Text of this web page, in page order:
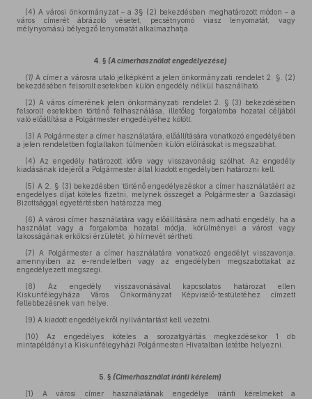
(4) A városi önkormányzat – a 3§ (2) bekezdésben meghatározott módon – a
város címerét ábrázoló vésetet, pecsétnyomó viasz lenyomatát, vagy
mélynyomású bélyegző lenyomatát alkalmazhatja.
4. § (A címerhasználat engedélyezése)
(1)A címer a városra utaló jelképként a jelen önkormányzati rendelet 2. §. (2)
bekezdésében felsorolt esetekben külön engedély nélkül használható.
(2) A város címerének jelen önkormányzati rendelet 2. § (3) bekezdésében
felsorolt esetekben történő felhasználása, illetőleg forgalomba hozatal céljából
való előállítása a Polgármester engedélyéhez kötött.
(3) A Polgármester a címer használatára, előállítására vonatkozó engedélyében
a jelen rendeletben foglaltakon túlmenően külön előírásokat is megszabhat.
(4) Az engedély határozott időre vagy visszavonásig szólhat. Az engedély
kiadásának idejéről a Polgármester által kiadott engedélyben határozni kell.
(5) A 2. § (3) bekezdésben történő engedélyezéskor a címer használatáért az
engedélyes díjat köteles fizetni, melynek összegét a Polgármester a Gazdasági
Bizottsággal egyetértésben határozza meg.
(6) A városi címer használatára vagy előállítására nem adható engedély, ha a
használat vagy a forgalomba hozatal módja, körülményei a várost vagy
lakosságának erkölcsi érzületét, jó hírnevét sértheti.
(7) A Polgármester a címer használatára vonatkozó engedélyt visszavonja,
amennyiben az e-rendeletben vagy az engedélyben megszabottakat az
engedélyezett megszegi.
(8) Az engedély visszavonásával kapcsolatos határozat ellen
Kiskunfélegyháza Város Önkormányzat Képviselő-testületéhez címzett
fellebbezésnek van helye.
(9) A kiadott engedélyekről nyilvántartást kell vezetni.
(10) Az engedélyes köteles a sorozatgyártás megkezdésekor 1 db
mintapéldányt a Kiskunfélegyházi Polgármesteri Hivatalban letétbe helyezni.
5. § (Címerhasználat iránti kérelem)
(1) A városi címer használatának engedélye iránti kérelmeket a